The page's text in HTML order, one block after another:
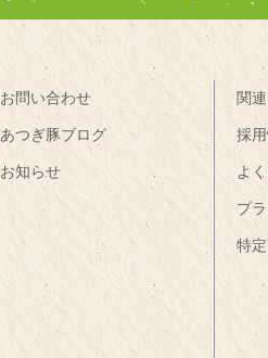
お問い合わせ
あつぎ豚ブログ
お知らせ
関
採
よ
プ
特